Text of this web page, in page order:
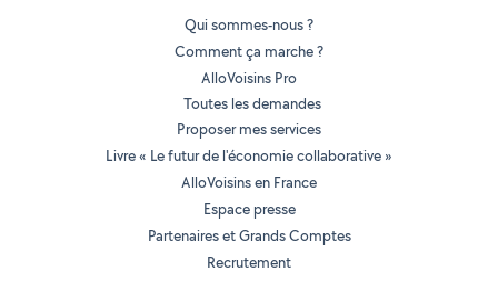
Qui sommes-nous ?
Comment ça marche ?
AlloVoisins Pro
Toutes les demandes
Proposer mes services
Livre « Le futur de l'économie collaborative »
AlloVoisins en France
Espace presse
Partenaires et Grands Comptes
Recrutement